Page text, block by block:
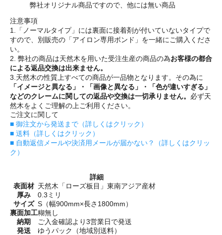
弊社オリジナル商品ですので、他には無い商品
注意事項
1.「ノーマルタイプ」には裏面に接着剤が付いていないタイプで
すので、別販売の「アイロン専用ボンド」を一緒にご購入くださ
い。
2. 弊社の商品は天然木を用いた受注生産の商品の為お客様の都合
による返品交換は出来ません。
3.天然木の性質上すべての商品が一品物となります。その為に
「イメージと異なる」・「画像と異なる」・「色が違いすぎる」
などのクレームに関しての返品や交換は一切承りません。 必ず天
然木をよくご理解の上ご利用ください。
ご注文に関して
■ 御注文から発送まで（詳しくはクリック）
■ 送料（詳しくはクリック）
■ 自動返信メールや決済用メールが届かない？（詳しくはクリッ
ク）
詳細
表面材 天然木「ローズ板目」東南アジア産材
厚み
0.3ミリ
サイズ S（幅900mm×長さ1800mm）
裏面加工糊無し
納期
ご入金確認より3営業日で発送
発送
ゆうパック（地域別送料）